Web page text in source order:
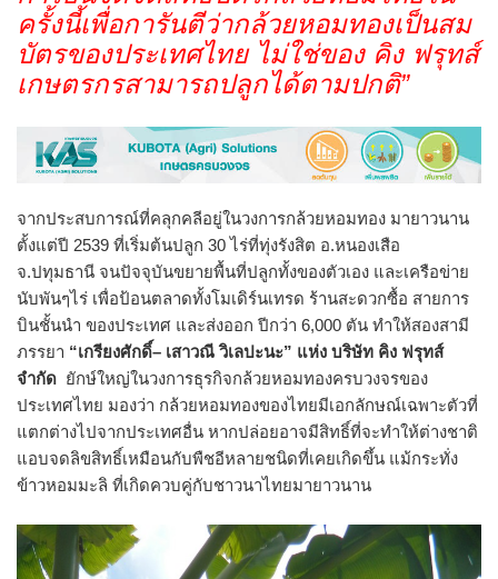
ครั้งนี้เพื่อการันตีว่ากล้วยหอมทองเป็นสม
บัตรของประเทศไทย ไม่ใช่ของ คิง ฟรุทส์
เกษตรกรสามารถปลูกได้ตามปกติ”
จากประสบการณ์ที่คลุกคลีอยู่ในวงการกล้วยหอมทอง มายาวนาน
ตั้งแต่ปี 2539 ที่เริ่มต้นปลูก 30 ไร่ที่ทุ่งรังสิต อ.หนองเสือ
จ.ปทุมธานี จนปัจจุบันขยายพื้นที่ปลูกทั้งของตัวเอง และเครือข่าย
นับพันๆไร่ เพื่อป้อนตลาดทั้งโมเดิร์นเทรด ร้านสะดวกซื้อ สายการ
บินชั้นนำ ของประเทศ และส่งออก ปีกว่า 6,000 ตัน ทำให้สองสามี
ภรรยา “เกรียงศักดิ์– เสาวณี วิเลปะนะ” แห่ง บริษัท คิง ฟรุทส์
จำกัด ยักษ์ใหญ่ในวงการธุรกิจกล้วยหอมทองครบวงจรของ
ประเทศไทย มองว่า กล้วยหอมทองของไทยมีเอกลักษณ์เฉพาะตัวที่
แตกต่างไปจากประเทศอื่น หากปล่อยอาจมีสิทธิ์ที่จะทำให้ต่างชาติ
แอบจดลิขสิทธิ์เหมือนกับพืชอีหลายชนิดที่เคยเกิดขึ้น แม้กระทั่ง
ข้าวหอมมะลิ ที่เกิดควบคู่กับชาวนาไทยมายาวนาน